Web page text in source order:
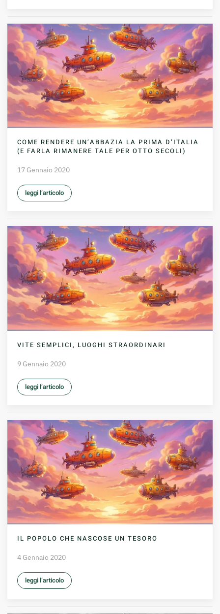
COME RENDERE UN’ABBAZIA LA PRIMA D’ITALIA
(E FARLA RIMANERE TALE PER OTTO SECOLI)
17 Gennaio 2020
leggi l’articolo
VITE SEMPLICI, LUOGHI STRAORDINARI
9 Gennaio 2020
leggi l’articolo
IL POPOLO CHE NASCOSE UN TESORO
4 Gennaio 2020
leggi l’articolo